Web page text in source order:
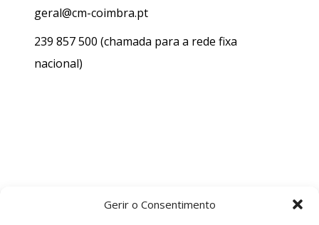
Gerir o Consentimento
geral@cm-coimbra.pt
239 857 500 (chamada para a rede fixa
nacional)